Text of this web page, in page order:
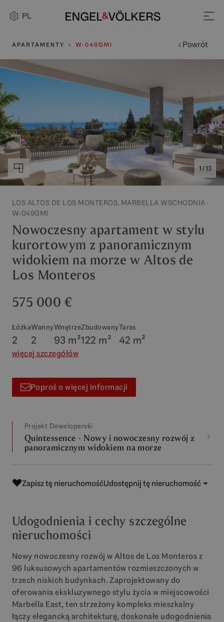
PL
APARTAMENTY W-049GMI ‹ Powrót
1 / 13
LOS ALTOS DE LOS MONTEROS, MARBELLA WSCHODNIA ·
W-049GMI
Nowoczesny apartament w stylu
kurortowym z panoramicznym
widokiem na morze w Altos de
Los Monteros
575 000 €
Łóżka
2
Wanny
2
Wnętrze
93 m²
Zbudowany
122 m²
Taras
42 m²
więcej szczegółów
Poproś o więcej informacji
Projekt Deweloperski
Quintessence - Nowy i nowoczesny rozwój z
panoramicznym widokiem na morze
Zapisz tę nieruchomośćUdostępnij tę nieruchomość
Udogodnienia i cechy szczególne
nieruchomości
Nowy nowoczesny rozwój w Altos de Los Monteros z
96 luksusowych apartamentów rozmieszczonych w
trzech niskich budynkach. Zaprojektowany do
oferowania ekskluzywnego stylu życia w miejscowości
Marbella East, ten strzeżony kompleks mieszkalny
łączy elegancką architekturę, doskonałe udogodnienia